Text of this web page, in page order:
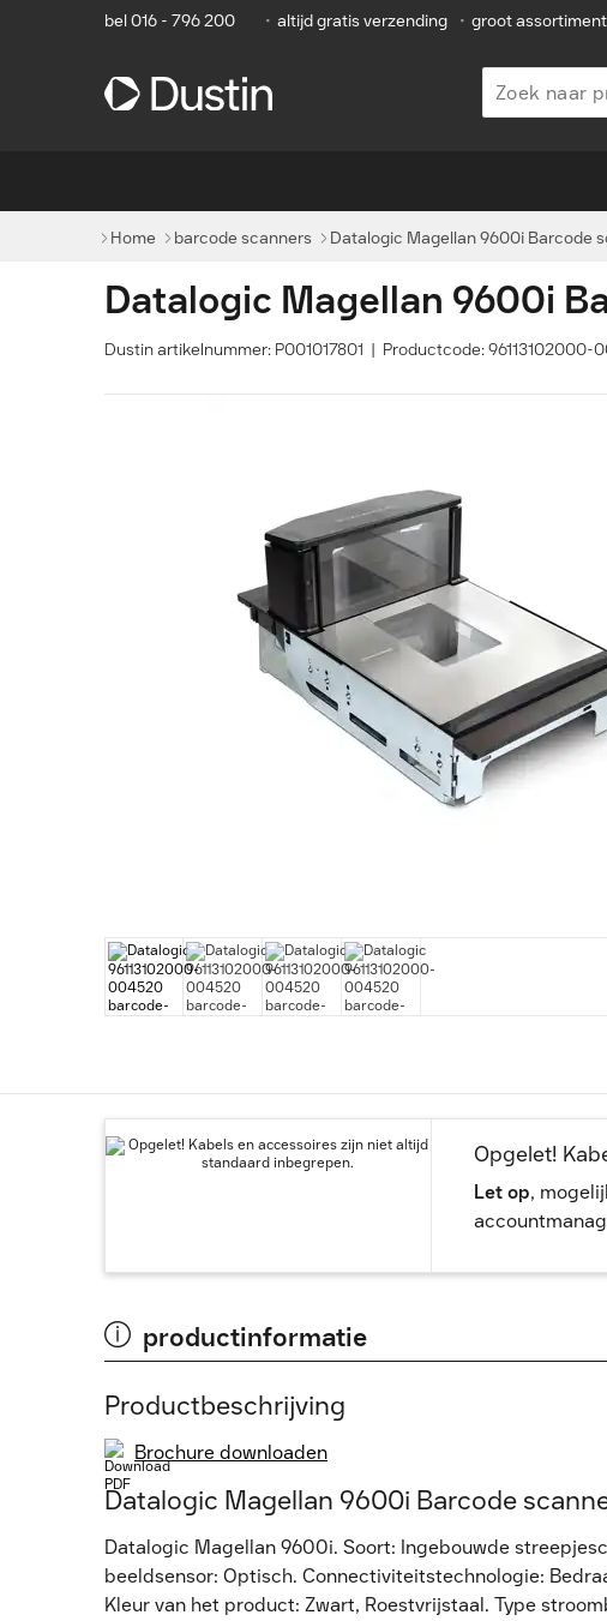
bel 016 - 796 200 • altijd gratis verzending • groot assortiment
Home barcode scanners Datalogic Magellan 9600i Barcode
Datalogic Magellan 9600i
Dustin artikelnummer: P001017801 | Productcode: 96113102000-
Opgelet!
Let op,
productinformatie
Productbeschrijving
Brochure downloaden
Datalogic Magellan 9600i Barcode
Datalogic Magellan 9600i. Soort: Ingebouwde
beeldsensor: Optisch. Connectiviteitstechnologie:
Kleur van het product: Zwart, Roestvrijstaal. Type